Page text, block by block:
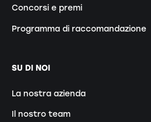
Concorsi e premi
Programma di raccomandazione
SU DI NOI
La nostra azienda
Il nostro team